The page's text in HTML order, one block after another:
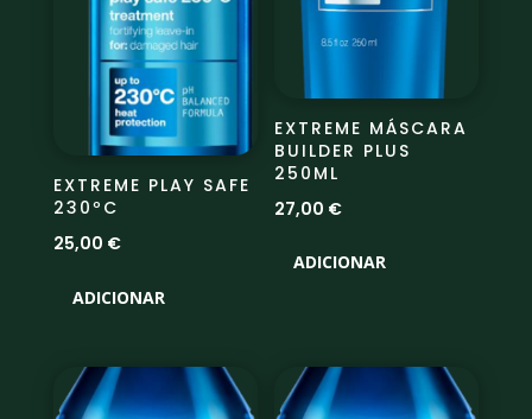
EXTREME PLAY SAFE
230ºC
25,00 €
ADICIONAR
EXTREME MÁSCARA
BUILDER PLUS
250ML
27,00 €
ADICIONAR